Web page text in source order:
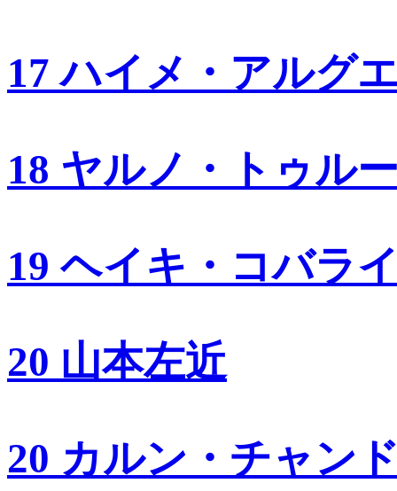
17 ハイメ・アルグ
18 ヤルノ・トゥル
19 ヘイキ・コバラ
20 山本左近
20 カルン・チャン